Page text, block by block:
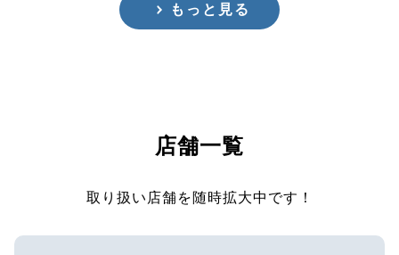
もっと見る
店舗一覧
取り扱い店舗を随時拡大中です！